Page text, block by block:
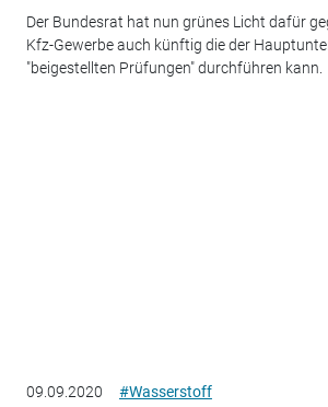
Der Bundesrat hat nun grünes Licht dafür
Kfz-Gewerbe auch künftig die der
"beigestellten Prüfungen" durchführen kann.
09.09.2020 #Wasserstoff